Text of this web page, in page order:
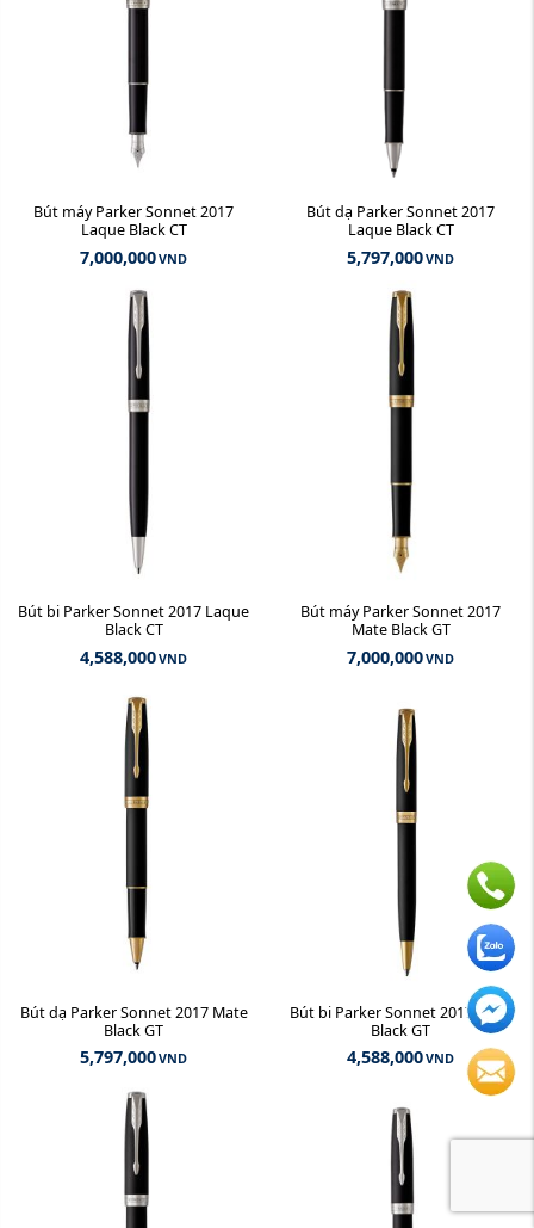
Bút máy Parker Sonnet 2017
Laque Black CT
7,000,000VND
Bút dạ Parker Sonnet 2017
Laque Black CT
5,797,000VND
Bút bi Parker Sonnet 2017 Laque
Black CT
4,588,000VND
Bút máy Parker Sonnet 2017
Mate Black GT
7,000,000VND
Bút dạ Parker Sonnet 2017 Mate
Black GT
5,797,000VND
Bút bi Parker Sonnet 2017 Mate
Black GT
4,588,000VND